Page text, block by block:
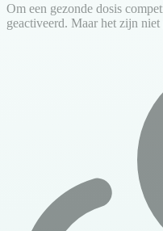
Om een gezonde dosis
geactiveerd. Maar het zijn